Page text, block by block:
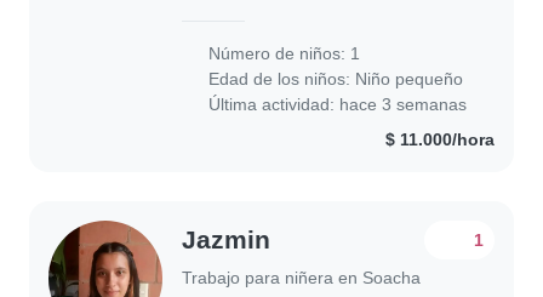
la atención..
Número de niños: 1
Edad de los niños: Niño pequeño
Última actividad: hace 3 semanas
$ 11.000/hora
Jazmin
Trabajo para niñera en Soacha
1